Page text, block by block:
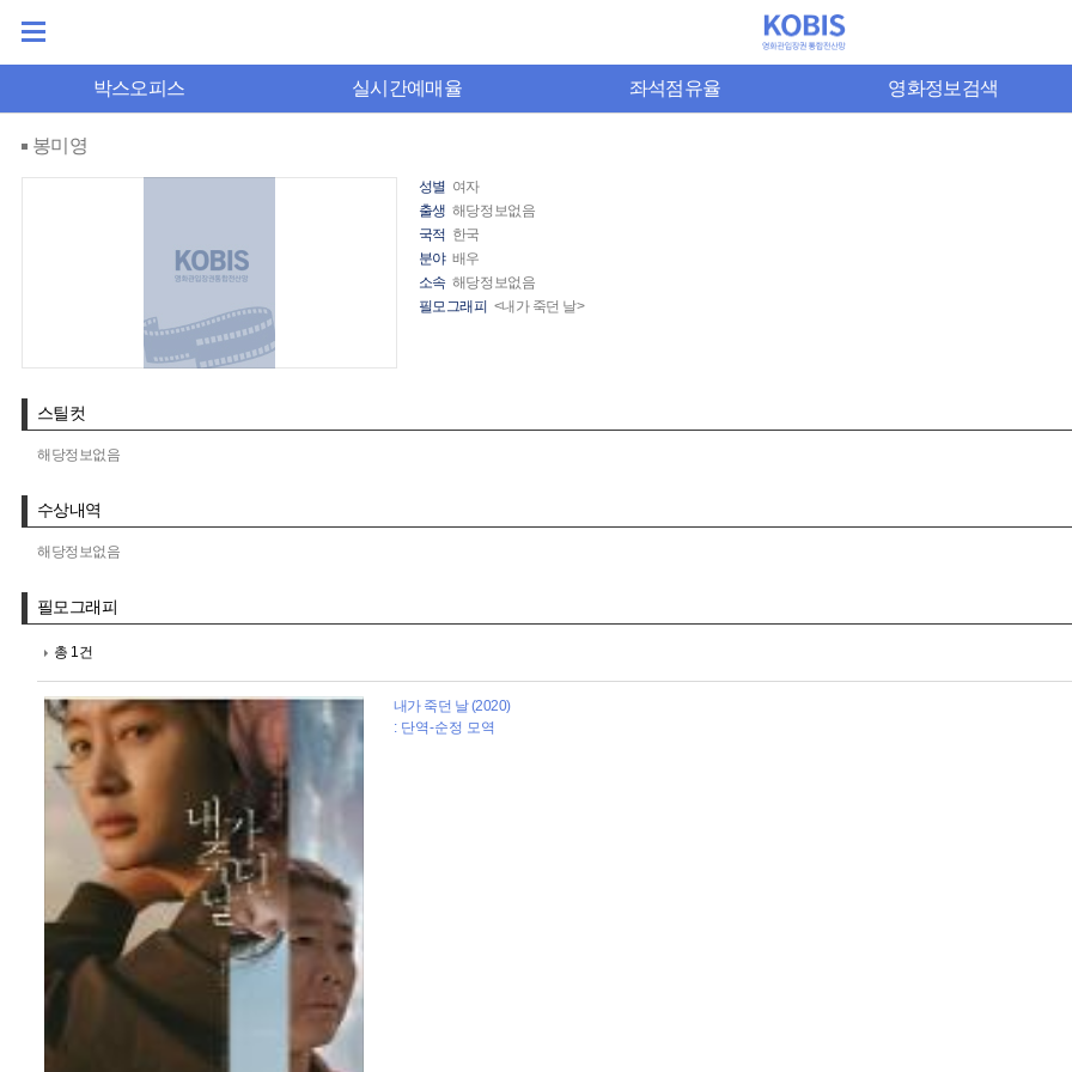
박스오피스 실시간예매율 좌석점유율 영화정보검색
봉미영
성별 여자
출생 해당정보없음
국적 한국
분야 배우
소속 해당정보없음
필모그래피 <내가 죽던 날>
스틸컷
해당정보없음
수상내역
해당정보없음
필모그래피
총 1건
내가 죽던 날 (2020)
: 단역-순정 모역